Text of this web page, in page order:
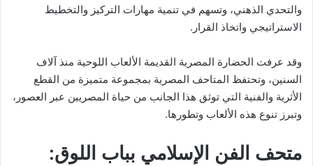
والتحدي الذهني، وتسهم في تنمية مهارات التركيز والتخطيط
الاستراتيجي واتخاذ القرار.
وقد عرفت الحضارة المصرية القديمة الألعاب اللوحية منذ آلاف
السنين، وتحتفظ المتاحف المصرية بمجموعة متميزة من القطع
الأثرية والفنية التي توثق هذا الجانب من حياة المصريين عبر العصور،
وتبرز تنوع هذه الألعاب وتطورها.
متحف الفن الإسلامي بباب اللوق: